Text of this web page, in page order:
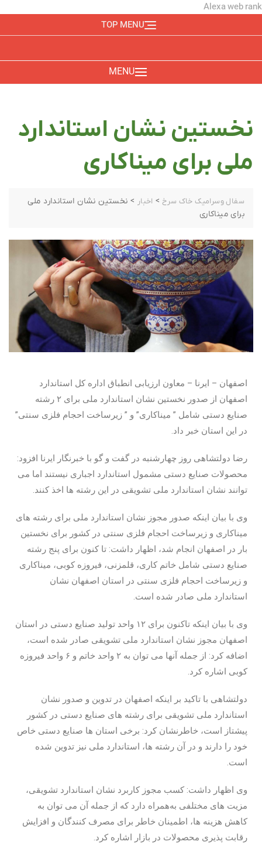
Alexa web rank
TOP MENU
MENU
نخستین نشان استاندارد
ملی برای میناکاری
سفال وسرامیک خاک سرخ > اخبار > نخستین نشان استاندارد ملی
برای میناکاری
اصفهان – ایرنا – معاون ارزیابی انطباق اداره کل استاندارد
اصفهان از صدور نخستین نشان استاندارد ملی برای ۲ رشته
صنایع دستی شامل ” میناکاری” و ” زیرساخت احجام فلزی سنتی”
در این استان خبر داد.
رضا دولتشاهی روز چهارشنبه در گفت و گو با خبرنگار ایرنا افزود:
محصولات صنایع دستی مشمول استاندارد اجباری نیستند اما می
توانند نشان استاندارد ملی تشویقی در این رشته ها اخذ کنند.
وی با بیان اینکه صدور مجوز نشان استاندارد ملی برای رشته های
میناکاری و زیرساخت احجام فلزی سنتی در کشور برای نخستین
بار در اصفهان انجام شد، اظهار داشت: تا کنون برای پنج رشته
صنایع دستی شامل خاتم کاری، قلمزنی، فیروزه کوبی، میناکاری
و زیرساخت احجام فلزی سنتی در استان اصفهان نشان
استاندارد ملی صادر شده است.
وی با بیان اینکه تاکنون برای ۱۲ واحد تولید صنایع دستی در استان
اصفهان مجوز نشان استاندارد ملی تشویقی صادر شده است،
اضافه کرد: از جمله آنها می توان به ۲ واحد خاتم و ۶ واحد فیروزه
کوبی اشاره کرد.
دولتشاهی با تاکید بر اینکه اصفهان در تدوین و صدور نشان
استاندارد ملی تشویقی برای رشته های صنایع دستی در کشور
پیشتاز است، خاطرنشان کرد: برخی استان ها صنایع دستی خاص
خود را دارند و در آن رشته ها، استاندارد ملی نیز تدوین شده
است.
وی اظهار داشت: کسب مجوز کاربرد نشان استاندارد تشویقی،
مزیت های مختلفی به‌همراه دارد که از جمله آن می توان به
کاهش هزینه ها، اطمینان خاطر برای مصرف کنندگان و افزایش
رقابت پذیری محصولات در بازار اشاره کرد.